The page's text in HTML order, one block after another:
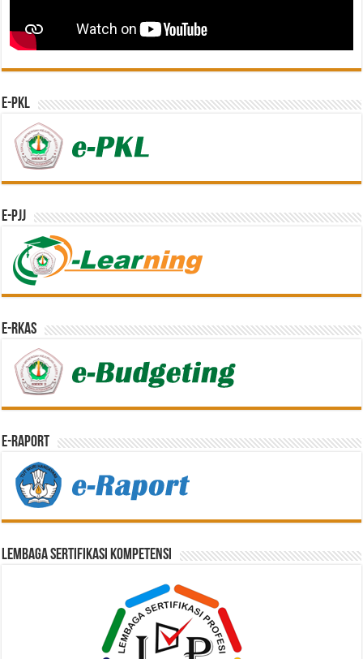
e-PKL
e-PJJ
e-RKAS
E-Raport
Lembaga Sertifikasi Kompetensi